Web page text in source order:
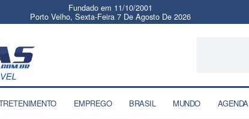
Fundado em 11/10/2001
Porto Velho, Sexta-Feira 7 De Agosto De 2026
EMPREGO BRASIL MUNDO AGENDA